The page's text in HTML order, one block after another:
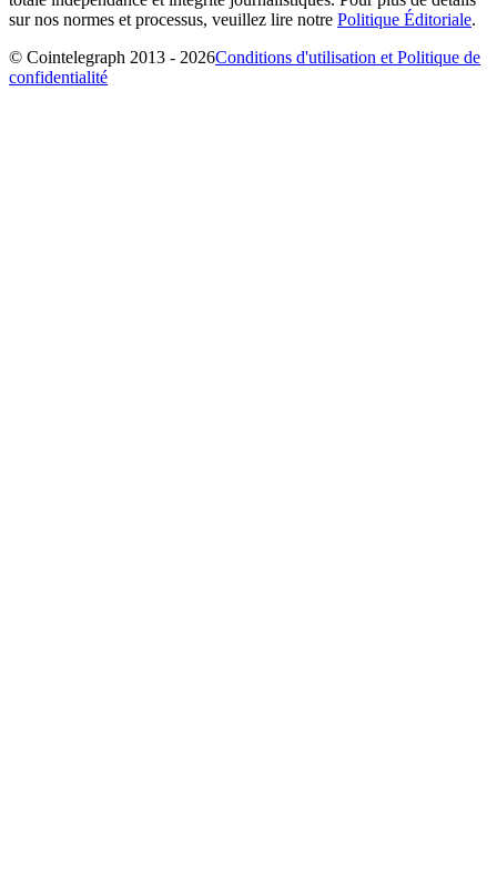
sur nos normes et processus, veuillez lire notre Politique Éditoriale.
© Cointelegraph 2013 - 2026Conditions d'utilisation et Politique de
confidentialité